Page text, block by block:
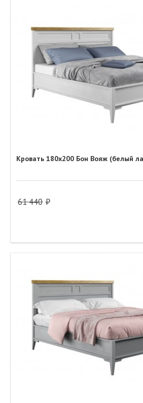
Кровать 180х200 Бон Вояж (белый
61 440